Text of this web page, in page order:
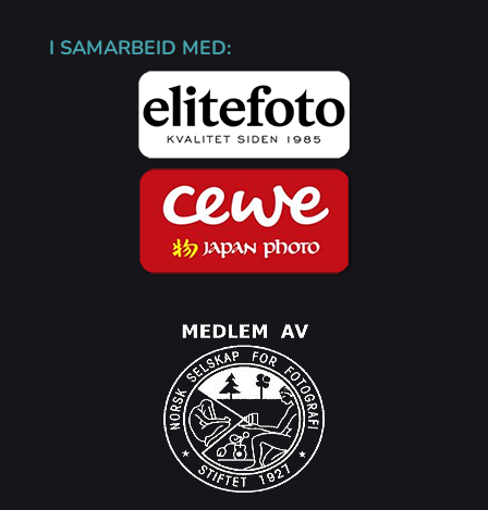
I SAMARBEID MED: